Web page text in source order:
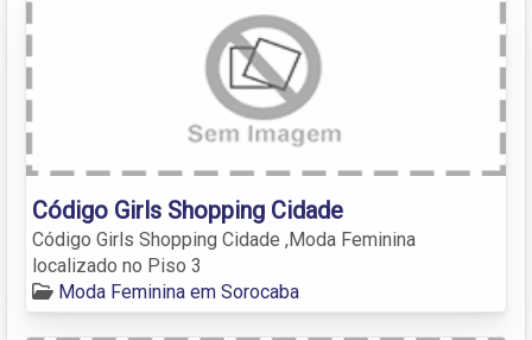
Código Girls Shopping Cidade
Código Girls Shopping Cidade ,Moda Feminina
localizado no Piso 3
Moda Feminina em Sorocaba